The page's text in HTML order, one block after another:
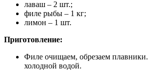
лаваш – 2 шт.;
филе рыбы – 1 кг;
лимон – 1 шт.
Приготовление:
Филе очищаем, обрезаем
холодной водой.